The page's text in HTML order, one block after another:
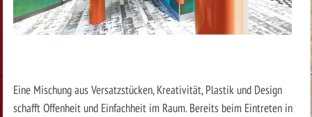
Eine Mischung aus Versatzstücken, Kreativität, Plastik und Design
schafft Offenheit und Einfachheit im Raum. Bereits beim Eintreten in